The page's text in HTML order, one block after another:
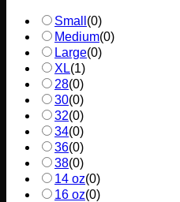
Small (0)
Medium(0)
Large(0)
XL(1)
28(0)
30(0)
32(0)
34(0)
36(0)
38(0)
14 oz(0)
16 oz(0)